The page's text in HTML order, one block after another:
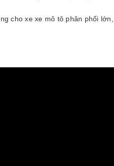
cho xe xe mô tô phân phối